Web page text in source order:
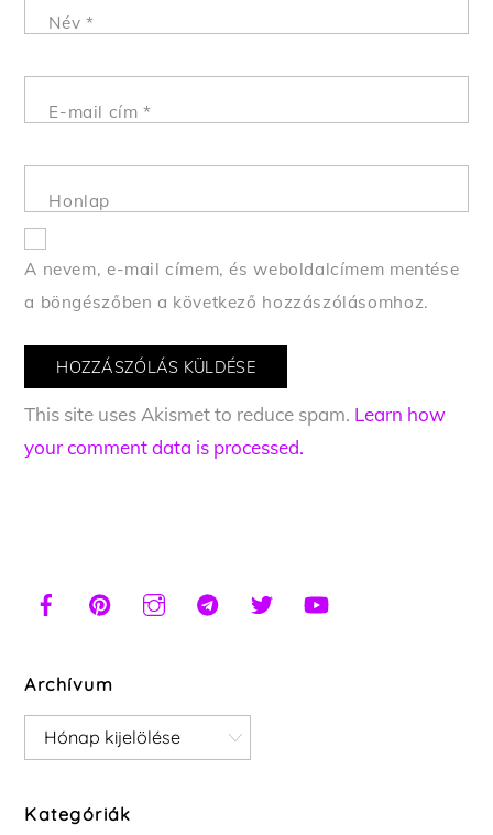
Név *
E-mail cím*
Honlap
A nevem, e-mail címem, és weboldalcímem mentése
a böngészőben a következő hozzászólásomhoz.
This site uses Akismet to reduce spam. Learn how
your comment data is processed.
Archívum
Archívum
Kategóriák